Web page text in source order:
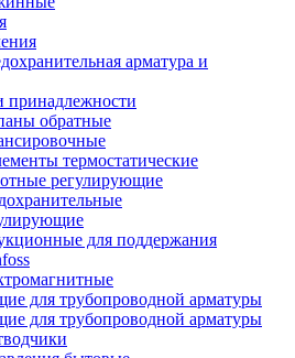
арматура и
принадлежности
обратные
термостатические
регулирующие
для поддержания
для трубопроводной арматуры
для трубопроводной арматуры